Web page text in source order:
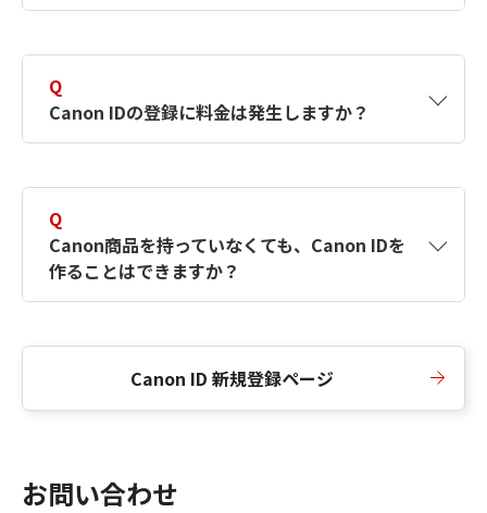
択したサービスから取得します。アカウントを
簡単に作成できるように、この情報を使用して
Canon IDの登録フォームを入力します。
Q
Canon IDの登録に料金は発生しますか？
Q
Canon商品を持っていなくても、Canon IDを
作ることはできますか？
Canon ID 新規登録ページ
お問い合わせ